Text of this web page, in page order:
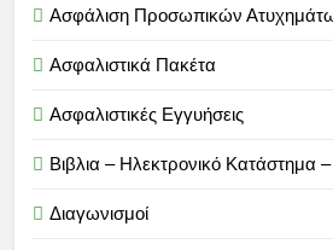
Ασφάλιση Προσωπικών
Ασφαλιστικά Πακέτα
Ασφαλιστικές Εγγυήσεις
Βιβλια – Ηλεκτρονικό Κατάστημα
Διαγωνισμοί